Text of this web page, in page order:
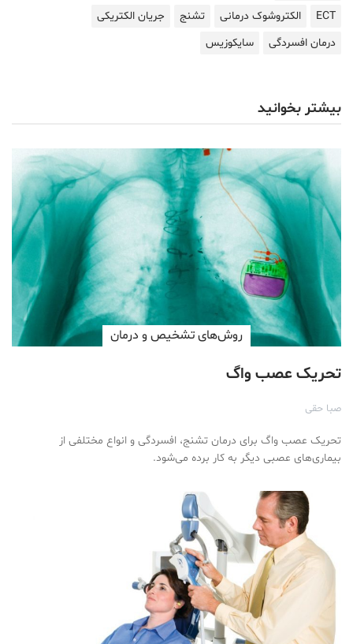
ECT الکتروشوک درمانی تشنج
جریان الکتریکی
درمان افسردگی
سایکوزیس
بیشتر بخوانید
روش‌های تشخیص و درمان
تحریک عصب واگ
صبا حقی
تحریک عصب واگ برای درمان تشنج، افسردگی و انواع مختلفی از
بیماری‌های عصبی دیگر به کار برده می‌شود.